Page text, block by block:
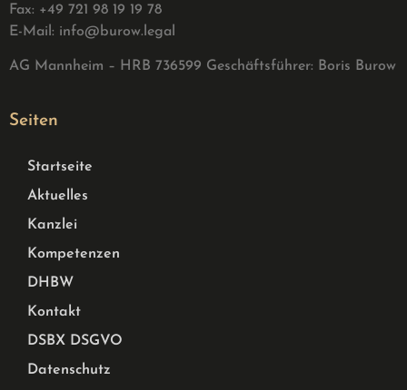
Fax: +49 721 98 19 19 78
E-Mail: info@burow.legal
AG Mannheim – HRB 736599 Geschäftsführer: Boris Burow
Seiten
Startseite
Aktuelles
Kanzlei
Kompetenzen
DHBW
Kontakt
DSBX DSGVO
Datenschutz